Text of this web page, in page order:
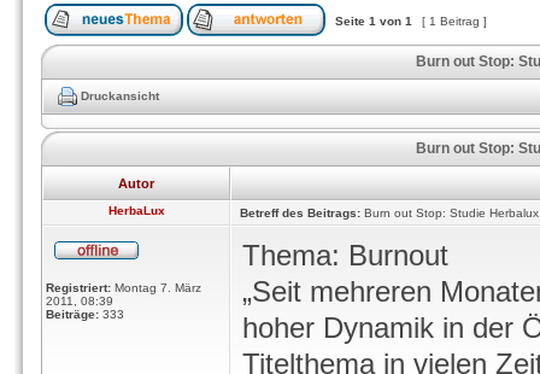
Seite 1 von 1 [ 1 Beitrag ]
Burn out Stop:
Druckansicht
Burn out Stop:
Autor
HerbaLux Betreff des Beitrags: Burn out Stop: Studie
Registriert: Montag 7. März
2011, 08:39
Beiträge: 333
Thema: Burnout
„Seit mehreren
hoher Dynamik in der
Titelthema in vielen